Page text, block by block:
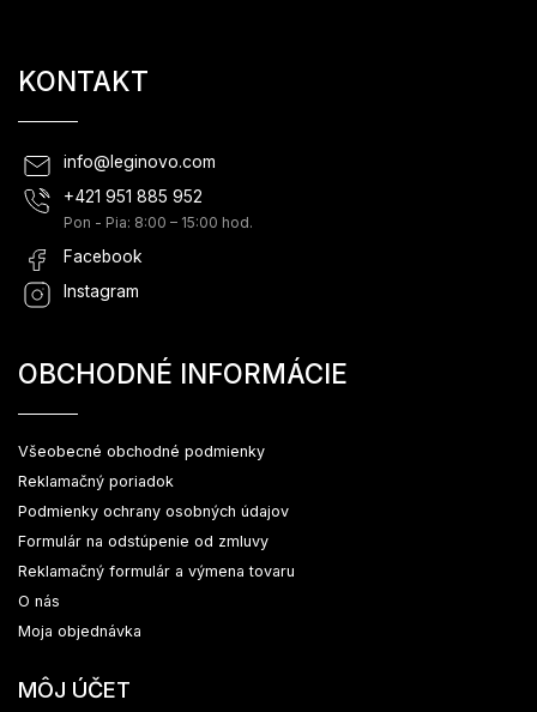
KONTAKT
info@ leginovo.com
+421 951 885 952
Pon - Pia: 8:00 – 15:00 hod.
Facebook
Instagram
OBCHODNÉ INFORMÁCIE
Všeobecné obchodné podmienky
Reklamačný poriadok
Podmienky ochrany osobných údajov
Formulár na odstúpenie od zmluvy
Reklamačný formulár a výmena tovaru
O nás
Moja objednávka
MÔJ ÚČET